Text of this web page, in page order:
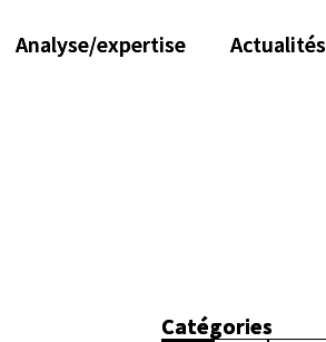
Analyse/expertise Actualités
Catégories